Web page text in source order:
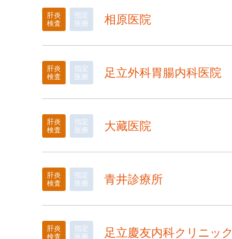
肝炎
検査
指定
医療
相原医院
肝炎
検査
指定
医療
足立外科胃腸内科医院
肝炎
検査
指定
医療
大藏医院
肝炎
検査
指定
医療
青井診療所
肝炎
検査
指定
医療
足立慶友内科クリニック